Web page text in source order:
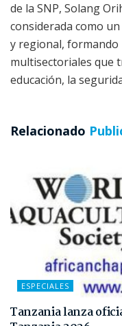
de la SNP, Solang
considerada como
y regional, formando
multisectoriales que
educación, la
Relacionado
ESPECIALES
Tanzania lanza